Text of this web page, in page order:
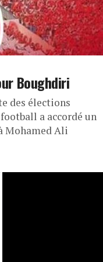
Boughdiri
des élections
a accordé un
Mohamed Ali